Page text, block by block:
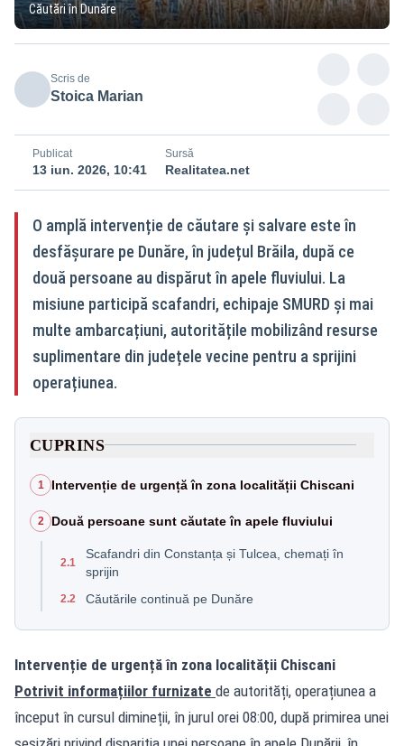
Căutări în Dunăre
Scris de
Stoica Marian
Publicat
13 iun. 2026, 10:41
Sursă
Realitatea.net
O amplă intervenție de căutare și salvare este în
desfășurare pe Dunăre, în județul Brăila, după ce
două persoane au dispărut în apele fluviului. La
misiune participă scafandri, echipaje SMURD și mai
multe ambarcațiuni, autoritățile mobilizând resurse
suplimentare din județele vecine pentru a sprijini
operațiunea.
CUPRINS
1 Intervenție de urgență în zona localității Chiscani
2 Două persoane sunt căutate în apele fluviului
2.1
Scafandri din Constanța și Tulcea, chemați în
sprijin
2.2 Căutările continuă pe Dunăre
Intervenție de urgență în zona localității Chiscani
Potrivit informațiilor furnizate de autorități, operațiunea a
început în cursul dimineții, în jurul orei 08:00, după primirea unei